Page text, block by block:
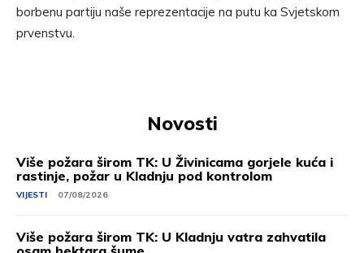
borbenu partiju naše reprezentacije na putu ka Svjetskom
prvenstvu.
Novosti
Više požara širom TK: U Živinicama gorjele kuća i
rastinje, požar u Kladnju pod kontrolom
VIJESTI 07/08/2026
Više požara širom TK: U Kladnju vatra zahvatila